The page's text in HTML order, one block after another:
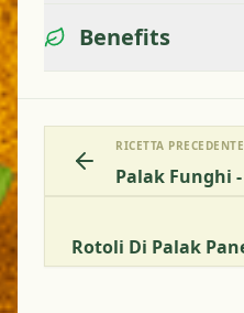
Benefits
RICETTA PRECEDENTE